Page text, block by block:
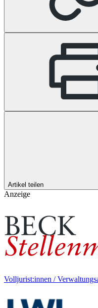
Artikel teilen
Anzeige
Volljurist:innen /